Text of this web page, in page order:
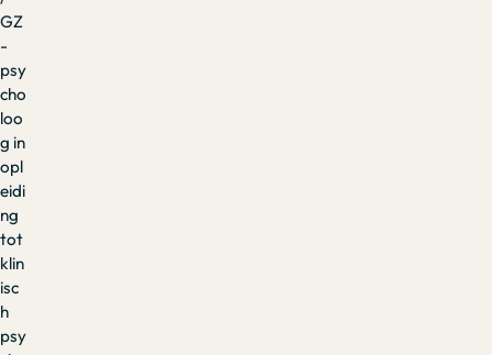
GZ
-
psy
cho
loo
g in
opl
eidi
ng
tot
klin
isc
h
psy